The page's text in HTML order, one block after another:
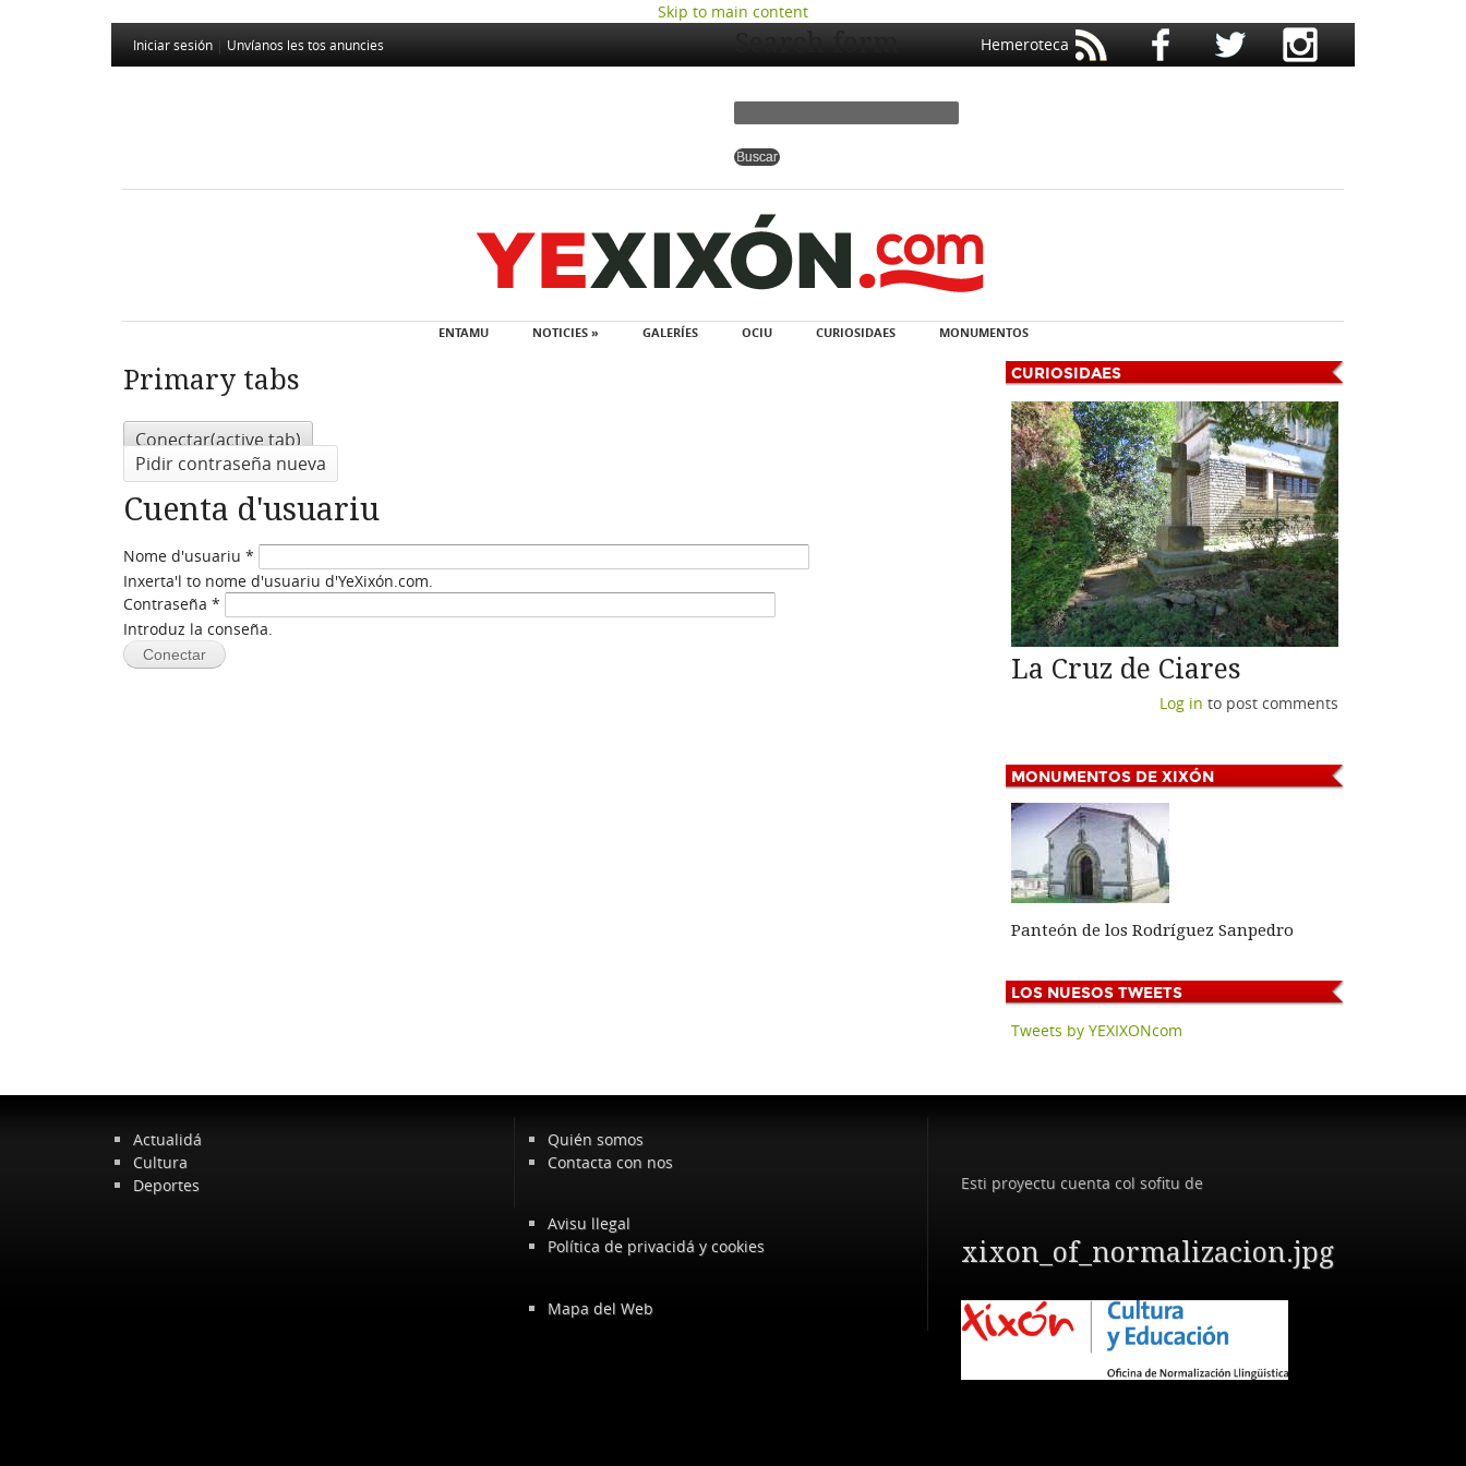
Skip to main content
Iniciar sesión Unvíanos les tos anuncies Hemeroteca
Search form
ENTAMU NOTICIES » GALERÍES OCIU CURIOSIDAES MONUMENTOS
Primary tabs
Conectar(active tab)
Pidir contraseña nueva
Cuenta d'usuariu
Nome d'usuariu *
Inxerta'l to nome d'usuariu d'YeXixón.com.
Contraseña *
Introduz la conseña.
CURIOSIDAES
La Cruz de Ciares
Log in to post comments
MONUMENTOS DE XIXÓN
Panteón de los Rodríguez Sanpedro
LOS NUESOS TWEETS
Tweets by YEXIXONcom
Actualidá
Cultura
Deportes
Quién somos
Contacta con nos
Avisu llegal
Política de privacidá y cookies
Mapa del Web
Esti proyectu cuenta col sofitu de
xixon_of_normalizacion.jpg